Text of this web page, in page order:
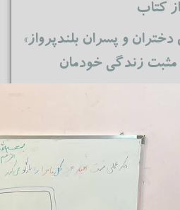
از کتاب
و پسران بلندپرواز»
مثبت‌ زندگی خودمان